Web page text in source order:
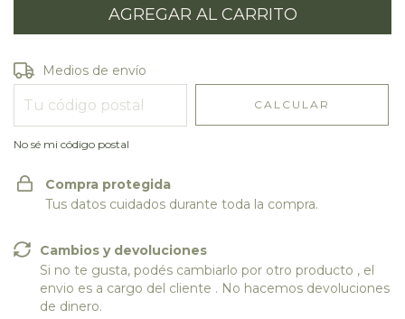
Entregas para el CP:
Medios de envío
CALCULAR
No sé mi código postal
Compra protegida
Tus datos cuidados durante toda la compra.
Cambios y devoluciones
Si no te gusta, podés cambiarlo por otro producto , el
envio es a cargo del cliente . No hacemos devoluciones
de dinero.